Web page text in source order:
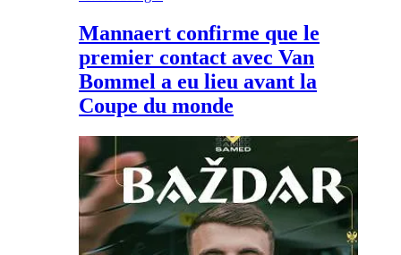
Mannaert confirme que le
premier contact avec Van
Bommel a eu lieu avant la
Coupe du monde